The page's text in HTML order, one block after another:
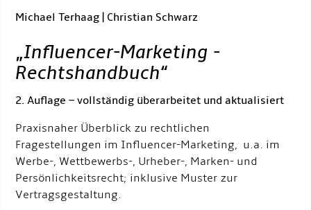
Michael Terhaag | Christian Schwarz
„Influencer-Marketing -
Rechtshandbuch“
2. Auflage – vollständig überarbeitet und aktualisiert
Praxisnaher Überblick zu rechtlichen
Fragestellungen im Influencer-Marketing, u.a. im
Werbe-, Wettbewerbs-, Urheber-, Marken- und
Persönlichkeitsrecht; inklusive Muster zur
Vertragsgestaltung.